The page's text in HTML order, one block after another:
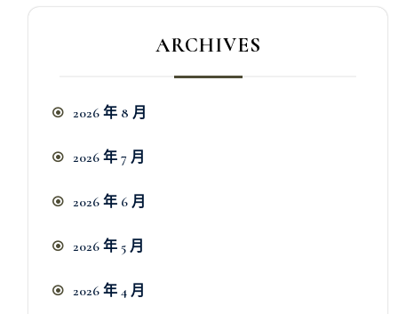
ARCHIVES
2026 年 8 月
2026 年 7 月
2026 年 6 月
2026 年 5 月
2026 年 4 月